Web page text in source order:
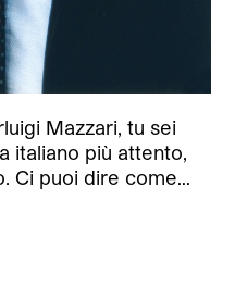
Mazzari, tu sei
italiano più attento,
Ci puoi dire come…